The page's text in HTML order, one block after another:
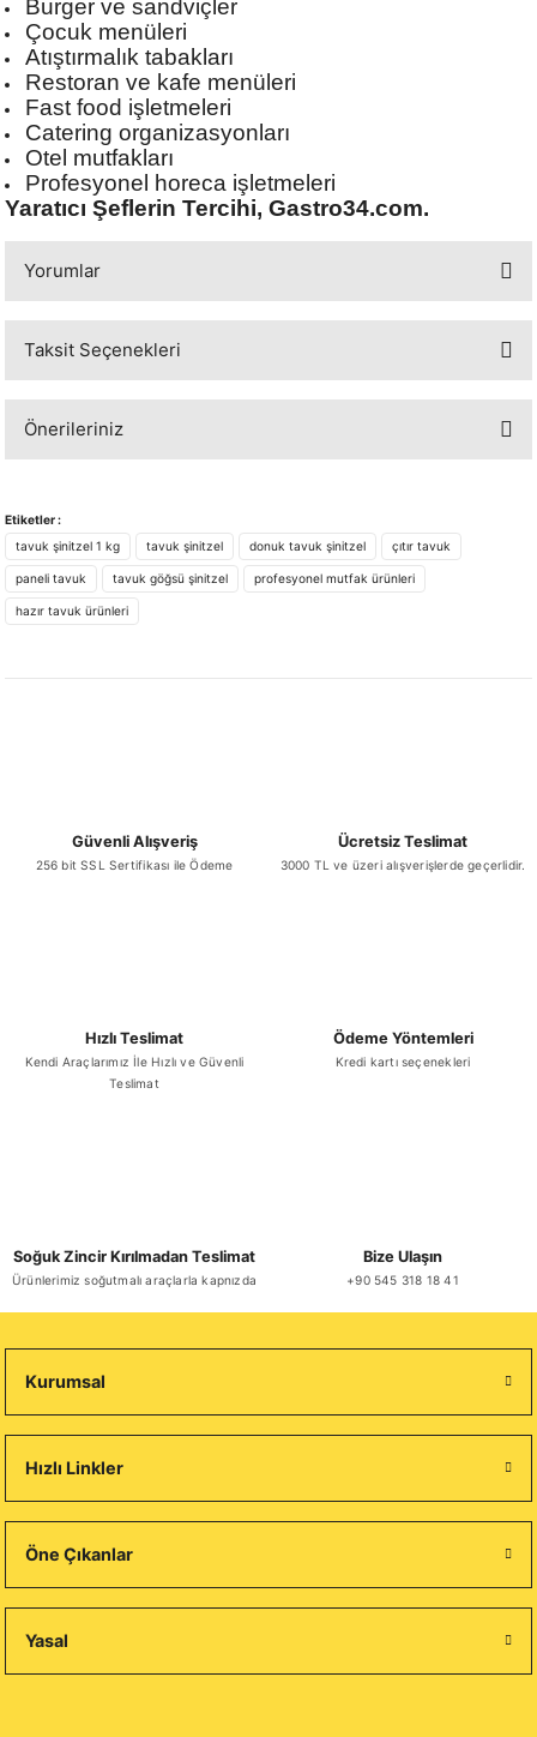
Burger ve sandviçler
Çocuk menüleri
Atıştırmalık tabakları
Restoran ve kafe menüleri
Fast food işletmeleri
Catering organizasyonları
Otel mutfakları
Profesyonel horeca işletmeleri
Yaratıcı Şeflerin Tercihi, Gastro34.com.
Yorumlar
Taksit Seçenekleri
Önerileriniz
iletebilirsiniz.
Görüş ve önerileriniz için teşekkür ederiz.
Ürün resmi kalitesiz, bozuk veya görüntülenemiyor.
Ürün bilgilerinde hatalar bulunuyor.
Etiketler :
tavuk şinitzel 1 kg
tavuk şinitzel donuk tavuk şinitzel çıtır tavuk
paneli tavuk tavuk göğsü şinitzel profesyonel mutfak ürünleri
hazır tavuk ürünleri
Güvenli Alışveriş
256 bit SSL Sertifikası ile Ödeme
Ücretsiz Teslimat
3000 TL ve üzeri alışverişlerde geçerlidir.
Hızlı Teslimat
Kendi Araçlarımız İle Hızlı ve Güvenli
Teslimat
Ödeme Yöntemleri
Kredi kartı seçenekleri
Soğuk Zincir Kırılmadan Teslimat
Ürünlerimiz soğutmalı araçlarla kapnızda
Bize Ulaşın
+90 545 318 18 41
Kurumsal
Hızlı Linkler
Öne Çıkanlar
Yasal